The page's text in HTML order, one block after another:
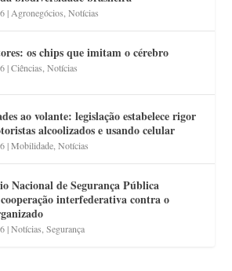
| Agronegócios ,Notícias
os chips que imitam o cérebro
|Ciências ,Notícias
ao volante: legislação estabelece rigor
alcoolizados e usando celular
|Mobilidade ,Notícias
Nacional de Segurança Pública
interfederativa contra o
|Notícias ,Segurança